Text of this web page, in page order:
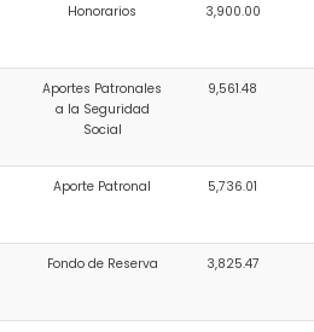
Honorarios 3,900.00
Aportes Patronales
a la Seguridad
Social
9,561.48
Aporte Patronal 5,736.01
Fondo de Reserva 3,825.47